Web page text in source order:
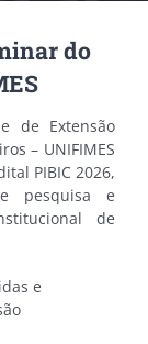
do
de Extensão
– UNIFIMES
PIBIC 2026,
pesquisa e
de
e